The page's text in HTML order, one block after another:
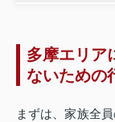
多摩エリア
ないための
まずは、家族全